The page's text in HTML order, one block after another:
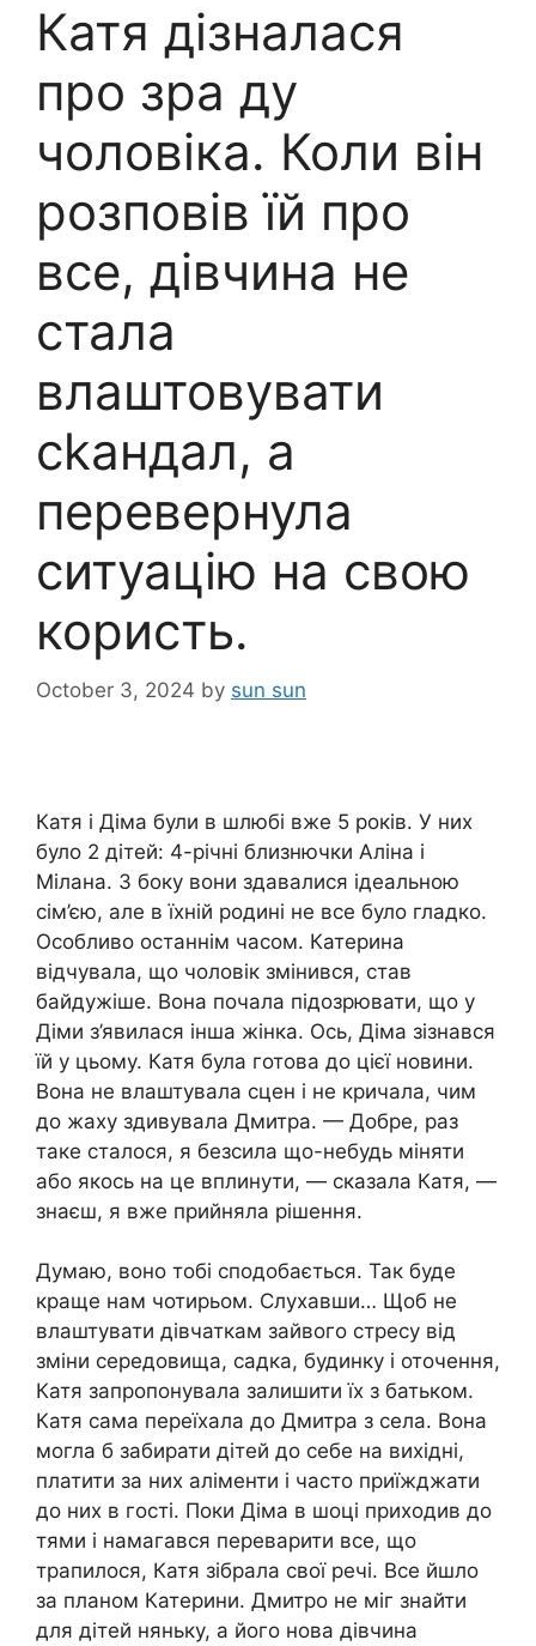
Катя дізналася
про зpa ду
чоловіка. Коли він
розповів їй про
все, дівчина не
стала
влаштовувати
сkандал, а
перевернула
ситуацію на свою
користь.
October 3, 2024 by sun sun
Катя і Діма були в шлюбі вже 5 років. У них
було 2 дітей: 4-річні близнючки Аліна і
Мілана. З боку вони здавалися ідеальною
сім’єю, але в їхній родині не все було гладко.
Особливо останнім часом. Катерина
відчувала, що чоловік змінився, став
байдужіше. Вона почала підозрювати, що у
Діми з’явилася інша жінка. Ось, Діма зізнався
їй у цьому. Катя була готова до цієї новини.
Вона не влаштувала сцен і не кричала, чим
до жаху здивувала Дмитра. — Добре, раз
таке сталося, я безсила що-небудь міняти
або якось на це вплинути, — сказала Катя, —
знаєш, я вже прийняла рішення.
Думаю, воно тобі сподобається. Так буде
краще нам чотирьом. Слухавши… Щоб не
влаштувати дівчаткам зайвого стресу від
зміни середовища, садка, будинку і оточення,
Катя запропонувала залишити їх з батьком.
Катя сама переїхала до Дмитра з села. Вона
могла б забирати дітей до себе на вихідні,
платити за них аліменти і часто приїжджати
до них в гості. Поки Діма в шоці приходив до
тями і намагався переварити все, що
трапилося, Катя зібрала свої речі. Все йшло
за планом Катерини. Дмитро не міг знайти
для дітей няньку, а його нова дівчина